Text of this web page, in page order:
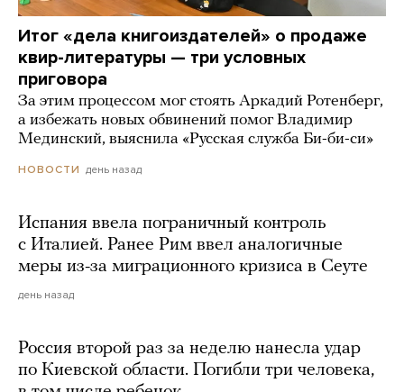
Итог «дела книгоиздателей» о продаже
квир-литературы — три условных
приговора
За этим процессом мог стоять Аркадий Ротенберг,
а избежать новых обвинений помог Владимир
Мединский, выяснила «Русская служба Би-би-си»
НОВОСТИ день назад
Испания ввела пограничный контроль
с Италией. Ранее Рим ввел аналогичные
меры из-за миграционного кризиса в Сеуте
день назад
Россия второй раз за неделю нанесла удар
по Киевской области. Погибли три человека,